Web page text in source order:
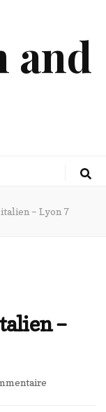
and
– Lyon 7
–